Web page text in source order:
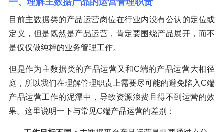
一、理解主数据产品的运营管理职责
目前主数据类的产品运营岗位在行业内没有公认的定位或
定义，但是既然是产品运营，肯定要围绕产品展开，而不
是仅仅做纯粹的业务管理工作。
但是作为主数据类的产品运营又和C端的产品运营大相径
庭，所以我们在理解管理职责上需要尽可能的避免陷入C端
产品运营工作的泥潭中，导致资源浪费且得不到运营的效
果。这里说明一下与常见C端产品运营的差别：